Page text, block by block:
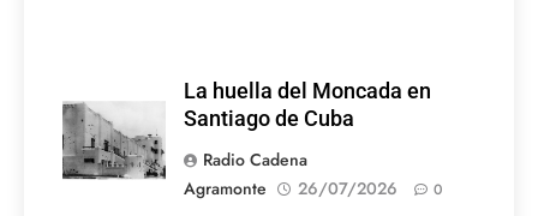
La huella del Moncada en
Santiago de Cuba
Radio Cadena
Agramonte
26/07/2026 0